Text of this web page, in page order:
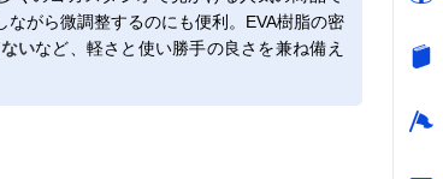
ながら微調整するのにも便利。EVA樹脂の密
いなど、軽さと使い勝手の良さを兼ね備え